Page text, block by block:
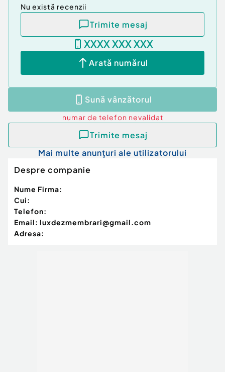
Nu există recenzii
Trimite mesaj
XXXX XXX XXX
Arată numărul
Sună vânzătorul
numar de telefon nevalidat
Trimite mesaj
Mai multe anunțuri ale utilizatorului
Despre companie
Nume Firma:
Cui:
Telefon:
Email: luxdezmembrari@gmail.com
Adresa: